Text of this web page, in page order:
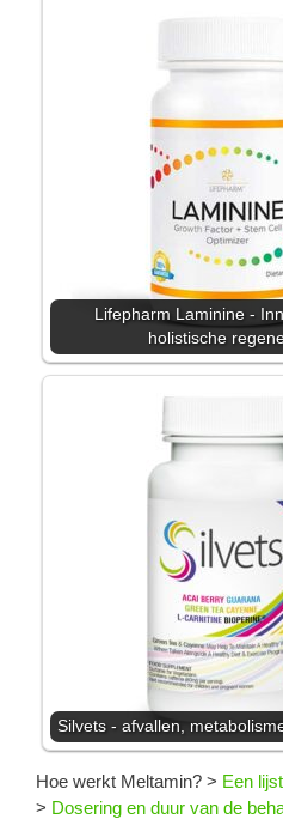
Lifepharm Laminine -
holistische
Silvets - afvallen,
Hoe werkt Meltamin? > Een
> Dosering en duur van de